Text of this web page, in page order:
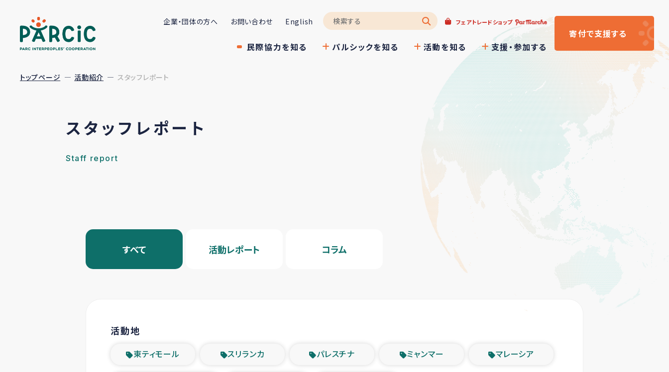
企業・団体の方へ お問い合わせ English フェアトレードショップ
民際協力を知る パルシックを知る 活動を知る 支援・参加する
寄付で支援する
トップページ 活動紹介 スタッフレポート
スタッフレポート
Staff report
すべて 活動レポート コラム
活動地
東ティモール スリランカ パレスチナ ミャンマー マレーシア